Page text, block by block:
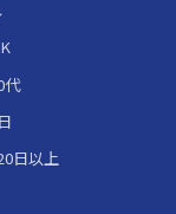
代
日以上